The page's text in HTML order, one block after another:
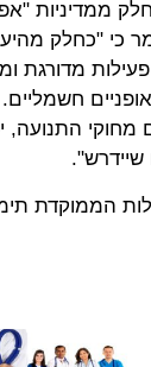
ממדיניות
כי "כחלק
מדורגת
התנועה,
שיידרש".
הממוקדת